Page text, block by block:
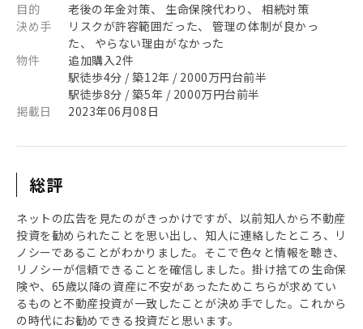
目的
老後の年金対策、 生命保険代わり、 相続対策
決め手
リスクが許容範囲だった、 管理の体制が良かっ
た、 やらない理由がなかった
物件
追加購入2件
駅徒歩4分 / 築12年 / 2000万円台前半
駅徒歩8分 / 築5年 / 2000万円台前半
掲載日
2023年06月08日
総評
ネットの広告を見たのがきっかけですが、以前知人から不動産
投資を勧められたことを思い出し、知人に連絡したところ、リ
ノシーであることがわかりました。そこで色々と情報を聴き、
リノシーが信頼できることを確信しました。掛け捨ての生命保
険や、65歳以降の資産に不安があったためこちらが求めてい
るものと不動産投資が一致したことが決め手でした。これから
の時代にお勧めできる投資だと思います。